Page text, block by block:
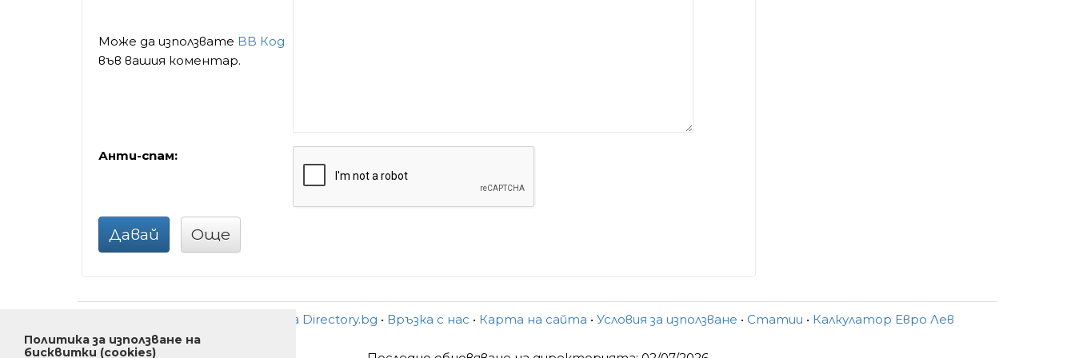
Може да използвате BB Код
във вашия коментар.
Анти-спам:
Давай Още
За Directory.bg • Връзка с нас • Карта на сайта • Условия за използване • Статии • Калкулатор Евро Лев
Политика за използване на
бисквитки (cookies)